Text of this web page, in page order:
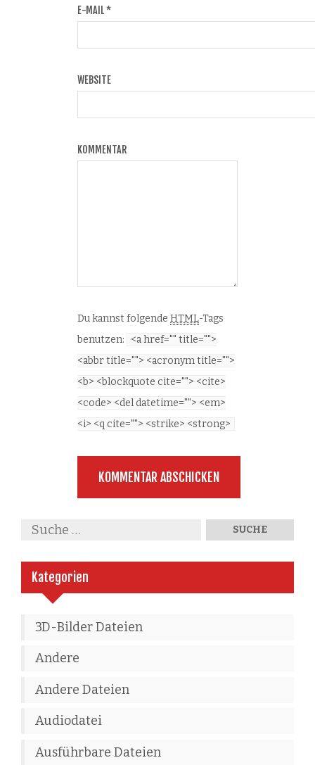
E-MAIL*
WEBSITE
KOMMENTAR
Du kannst folgende HTML-Tags
benutzen:
<a href="" title="">
<abbr title=""> <acronym title="">
<b> <blockquote cite=""> <cite>
<code> <del datetime=""> <em>
<i> <q cite=""> <strike> <strong>
Kategorien
3D-Bilder Dateien
Andere
Andere Dateien
Audiodatei
Ausführbare Dateien